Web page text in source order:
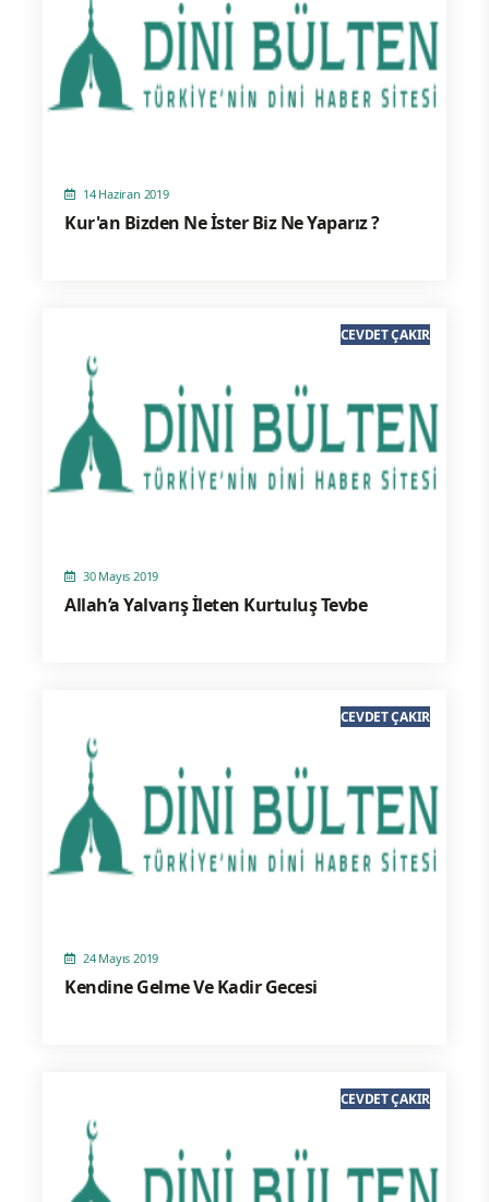
14 Haziran 2019
Kur'an Bizden Ne İster Biz Ne Yaparız ?
30 Mayıs 2019
Allah’a Yalvarış İleten Kurtuluş Tevbe
CEVDET ÇAKIR
24 Mayıs 2019
Kendine Gelme Ve Kadir Gecesi
CEVDET ÇAKIR
CEVDET ÇAKIR